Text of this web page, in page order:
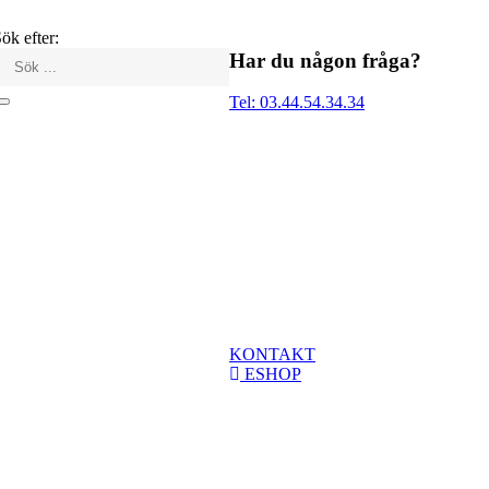
efter:
Har du någon fråga?
Tel: 03.44.54.34.34
KONTAKT
ESHOP